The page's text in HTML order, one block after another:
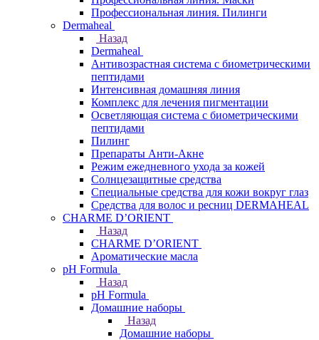
Профессиональная линия. Пилинги
Dermaheal
Назад
Dermaheal
Антивозрастная система с биометрическими
пептидами
Интенсивная домашняя линия
Комплекс для лечения пигментации
Осветляющая система с биометрическими
пептидами
Пилинг
Препараты Анти-Акне
Режим ежедневного ухода за кожей
Солнцезащитные средства
Специальные средства для кожи вокруг глаз
Средства для волос и ресниц DERMAHEAL
CHARME D’ORIENT
Назад
CHARME D’ORIENT
Ароматические масла
pH Formula
Назад
pH Formula
Домашние наборы
Назад
Домашние наборы